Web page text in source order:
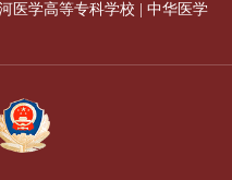
医学高等专科学校
中华医学